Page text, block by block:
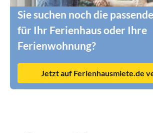
Sie suchen noch die
für Ihr Ferienhaus oder Ihre
Ferienwohnung?
Jetzt auf Ferienhausmiete.de